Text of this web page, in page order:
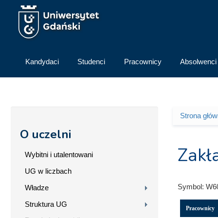
Przejdź do treści
Kandydaci Studenci Pracownicy Absolwenci
O uczelni
Wybitni i utalentowani
UG w liczbach
Władze
Struktura UG
Strona
Symbol:
Pracownicy